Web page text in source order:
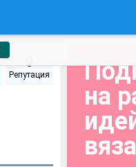
0
Репутация
на